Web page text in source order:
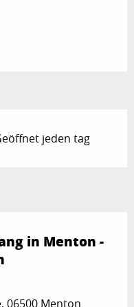
jeden tag
in Menton -
06500 Menton